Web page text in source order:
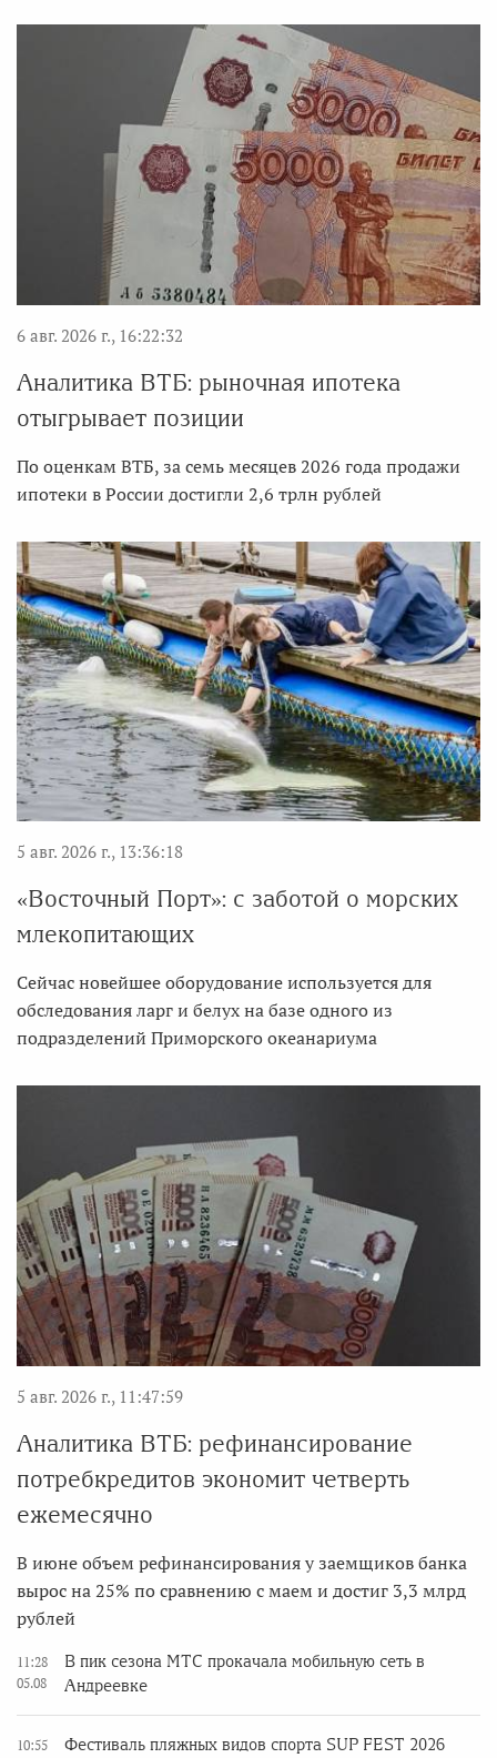
6 авг. 2026 г., 16:22:32
Аналитика ВТБ: рыночная ипотека
отыгрывает позиции
По оценкам ВТБ, за семь месяцев 2026 года продажи
ипотеки в России достигли 2,6 трлн рублей
5 авг. 2026 г., 13:36:18
«Восточный Порт»: с заботой о морских
млекопитающих
Сейчас новейшее оборудование используется для
обследования ларг и белух на базе одного из
подразделений Приморского океанариума
5 авг. 2026 г., 11:47:59
Аналитика ВТБ: рефинансирование
потребкредитов экономит четверть
ежемесячно
В июне объем рефинансирования у заемщиков банка
вырос на 25% по сравнению с маем и достиг 3,3 млрд
рублей
11:28
05.08
В пик сезона МТС прокачала мобильную сеть в
Андреевке
10:55
Фестиваль пляжных видов спорта SUP FEST 2026